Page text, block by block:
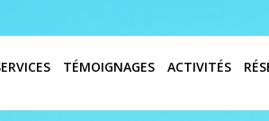
TÉMOIGNAGES ACTIVITÉS